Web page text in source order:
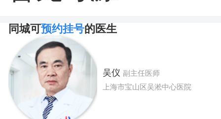
同城可预约挂号的医生
吴仪 副主任医师
上海市宝山区吴淞中心医院